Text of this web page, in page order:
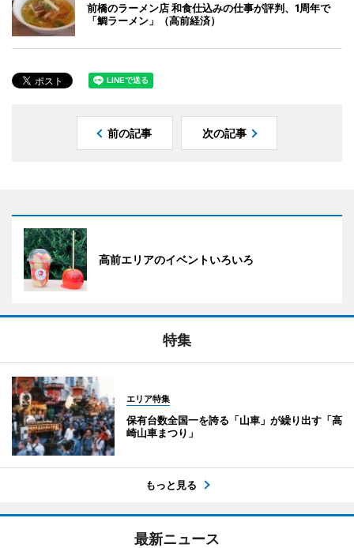
前橋のラーメン店 和食仕込みの仕事が評判、1周年で
「鯛ラーメン」（高前経済）
前の記事 次の記事
高前エリアのイベントいろいろ
特集
エリア特集
保有台数全国一を誇る「山車」が繰り出す「高
崎山車まつり」
もっと見る
最新ニュース